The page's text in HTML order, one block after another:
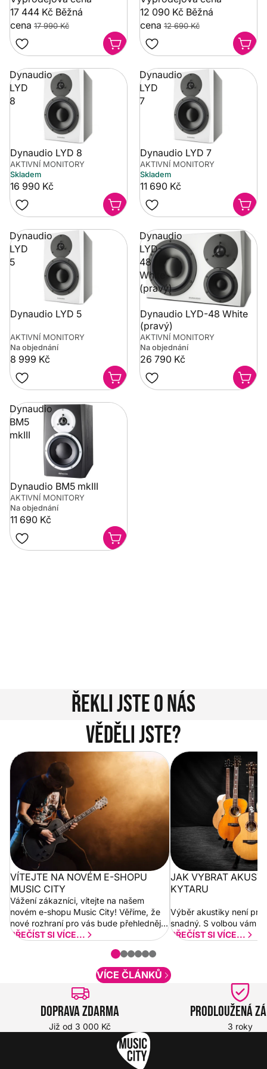
17 444 Kč Běžná
cena 17 990 Kč
12 090 Kč Běžná
cena 12 690 Kč
Dynaudio
LYD
8
Dynaudio LYD 8
AKTIVNÍ MONITORY
Skladem
16 990 Kč
Dynaudio
LYD
7
Dynaudio LYD 7
AKTIVNÍ MONITORY
Skladem
11 690 Kč
Dynaudio
LYD
5
Dynaudio LYD 5
AKTIVNÍ MONITORY
Na objednání
8 999 Kč
Dynaudio
LYD-
48
White
(pravý)
Dynaudio LYD-48 White
(pravý)
AKTIVNÍ MONITORY
Na objednání
26 790 Kč
Dynaudio
BM5
mkIII
Dynaudio BM5 mkIII
AKTIVNÍ MONITORY
Na objednání
11 690 Kč
Řekli jste o nás
Věděli jste?
Vítejte na novém e-shopu Music
City
VÍTEJTE NA NOVÉM E-SHOPU
MUSIC CITY
Vážení zákazníci, vítejte na našem
novém e-shopu Music City! Věříme, že
nové rozhraní pro vás bude přehlednější
a rychlejší. Postupně budeme přidávat
PŘEČÍST SI VÍCE...
Jak vybrat
JAK VYBRAT
KYTARU
Výběr akustiky není pro
snadný. S volbou vám
PŘEČÍST SI VÍCE...
VÍCE ČLÁNKŮ
Doprava zdarma
Již od 3 000 Kč
Prodloužená
3 roky